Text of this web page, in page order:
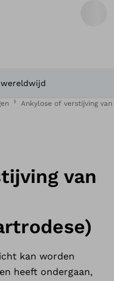
Ankylose of verstijving
van
kan worden
heeft ondergaan,